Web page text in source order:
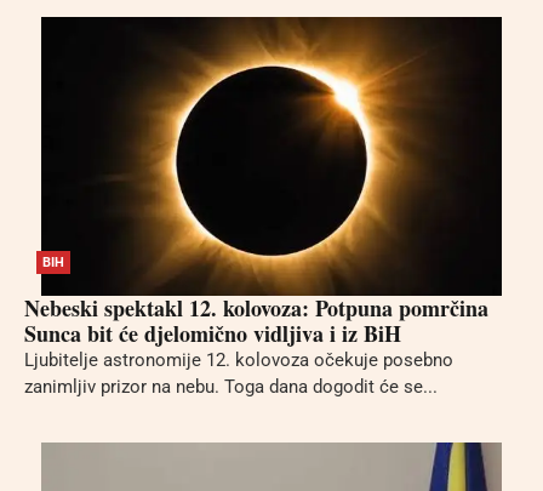
BIH
Nebeski spektakl 12. kolovoza: Potpuna pomrčina
Sunca bit će djelomično vidljiva i iz BiH
Ljubitelje astronomije 12. kolovoza očekuje posebno
zanimljiv prizor na nebu. Toga dana dogodit će se...